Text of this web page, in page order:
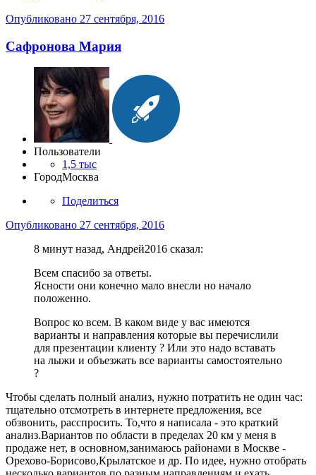
Опубликовано 27 сентября, 2016
Сафронова Мария
Пользователи
1,5 тыс
ГородМосква
Поделиться
Опубликовано 27 сентября, 2016
8 минут назад, Андрей2016 сказал:
Всем спасибо за ответы.
Ясности они конечно мало внесли но начало
положенно.
Вопрос ко всем. В каком виде у вас имеются
варианты и направления которые вы перечислили
для презентации клиенту ? Или это надо вставать
на лыжи и объезжать все варианты самостоятельно
?
Чтобы сделать полный анализ, нужно потратить не один час:
тщательно отсмотреть в интернете предложения, все
обзвонить, расспросить. То,что я написала - это краткий
анализ.Вариантов по области в пределах 20 км у меня в
продаже нет, в основном,занимаюсь районами в Москве -
Орехово-Борисово,Крылатское и др. По идее, нужно отобрать